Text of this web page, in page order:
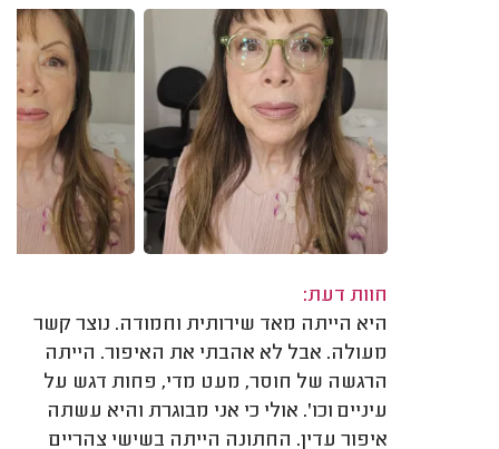
חוות דעת:
היא הייתה מאד שירותית וחמודה. נוצר קשר
מעולה. אבל לא אהבתי את האיפור. הייתה
הרגשה של חוסר, מעט מדי, פחות דגש על
עיניים וכו'. אולי כי אני מבוגרת והיא עשתה
איפור עדין. החתונה הייתה בשישי צהריים